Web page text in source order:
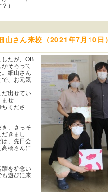
）
山さん来校（2021年7月10日）
たが、OB
そろって
細山さん
で、お元気
だ出せてい
ませ
くださ
、さっそ
きまし
は、先日会
橋さんに
躍を祈念い
も遊びに来